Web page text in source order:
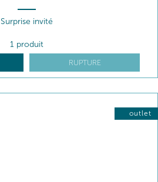
Surprise invité
1 produit
RUPTURE
outlet